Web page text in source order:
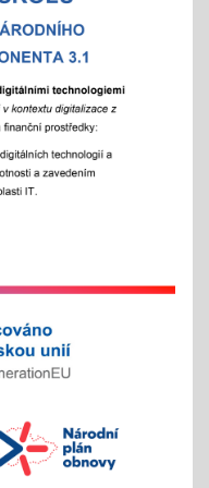
pro zlepšení
OPJAK